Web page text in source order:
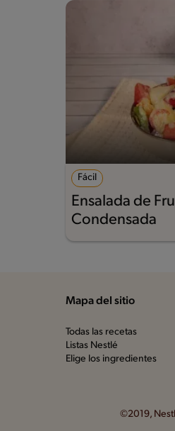
Fácil
Ensalada de
Condensada
Mapa del sitio
Todas las recetas
Listas Nestlé
Elige los ingredientes
©2019,